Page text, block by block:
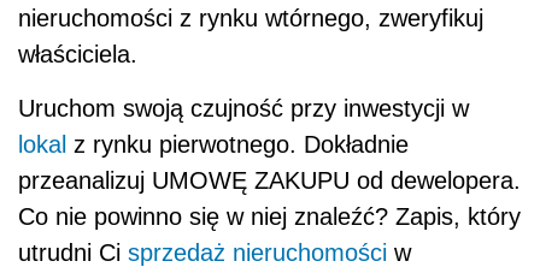
nieruchomości z rynku wtórnego, zweryfikuj
właściciela.
Uruchom swoją czujność przy inwestycji w
lokal z rynku pierwotnego. Dokładnie
przeanalizuj UMOWĘ ZAKUPU od dewelopera.
Co nie powinno się w niej znaleźć? Zapis, który
utrudni Ci sprzedaż nieruchomości w